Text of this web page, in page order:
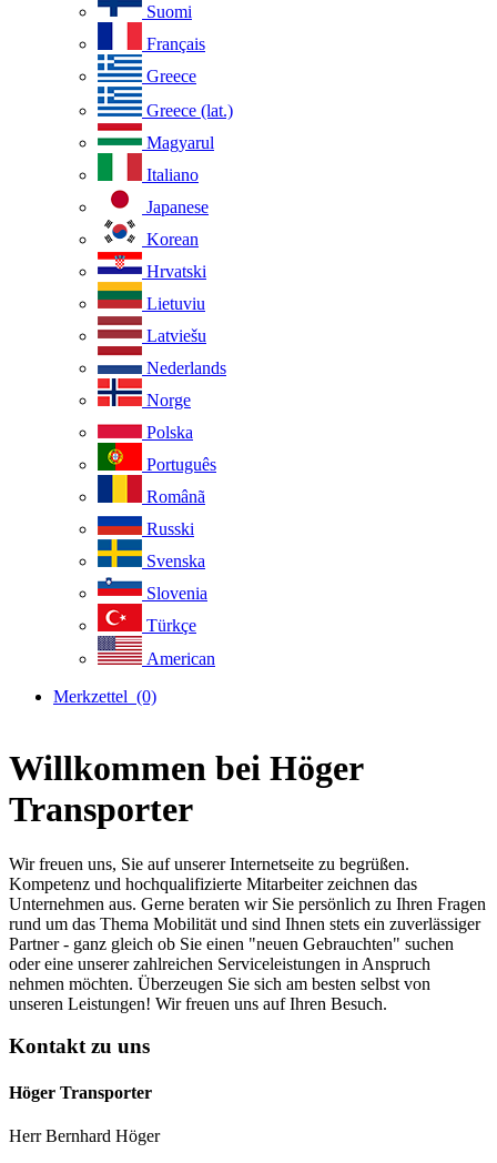
Suomi
Français
Greece
Greece (lat.)
Magyarul
Italiano
Japanese
Korean
Hrvatski
Lietuviu
Latviešu
Nederlands
Norge
Polska
Português
Românã
Russki
Svenska
Slovenia
Türkçe
American
Merkzettel (0)
Willkommen bei Höger
Transporter
Wir freuen uns, Sie auf unserer Internetseite zu begrüßen.
Kompetenz und hochqualifizierte Mitarbeiter zeichnen das
Unternehmen aus. Gerne beraten wir Sie persönlich zu Ihren Fragen
rund um das Thema Mobilität und sind Ihnen stets ein zuverlässiger
Partner - ganz gleich ob Sie einen "neuen Gebrauchten" suchen
oder eine unserer zahlreichen Serviceleistungen in Anspruch
nehmen möchten. Überzeugen Sie sich am besten selbst von
unseren Leistungen! Wir freuen uns auf Ihren Besuch.
Kontakt zu uns
Höger Transporter
Herr Bernhard Höger